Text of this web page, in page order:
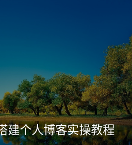
建个人博客实操教程